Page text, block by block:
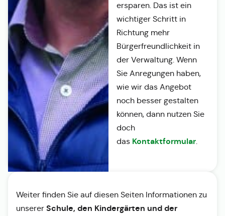
ersparen. Das ist ein
wichtiger Schritt in
Richtung mehr
Bürgerfreundlichkeit in
der Verwaltung. Wenn
Sie Anregungen haben,
wie wir das Angebot
noch besser gestalten
können, dann nutzen Sie
doch
das Kontaktformular.
Weiter finden Sie auf diesen Seiten Informationen zu
unserer Schule, den Kindergärten und der